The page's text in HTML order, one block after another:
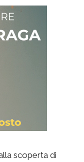
scoperta di